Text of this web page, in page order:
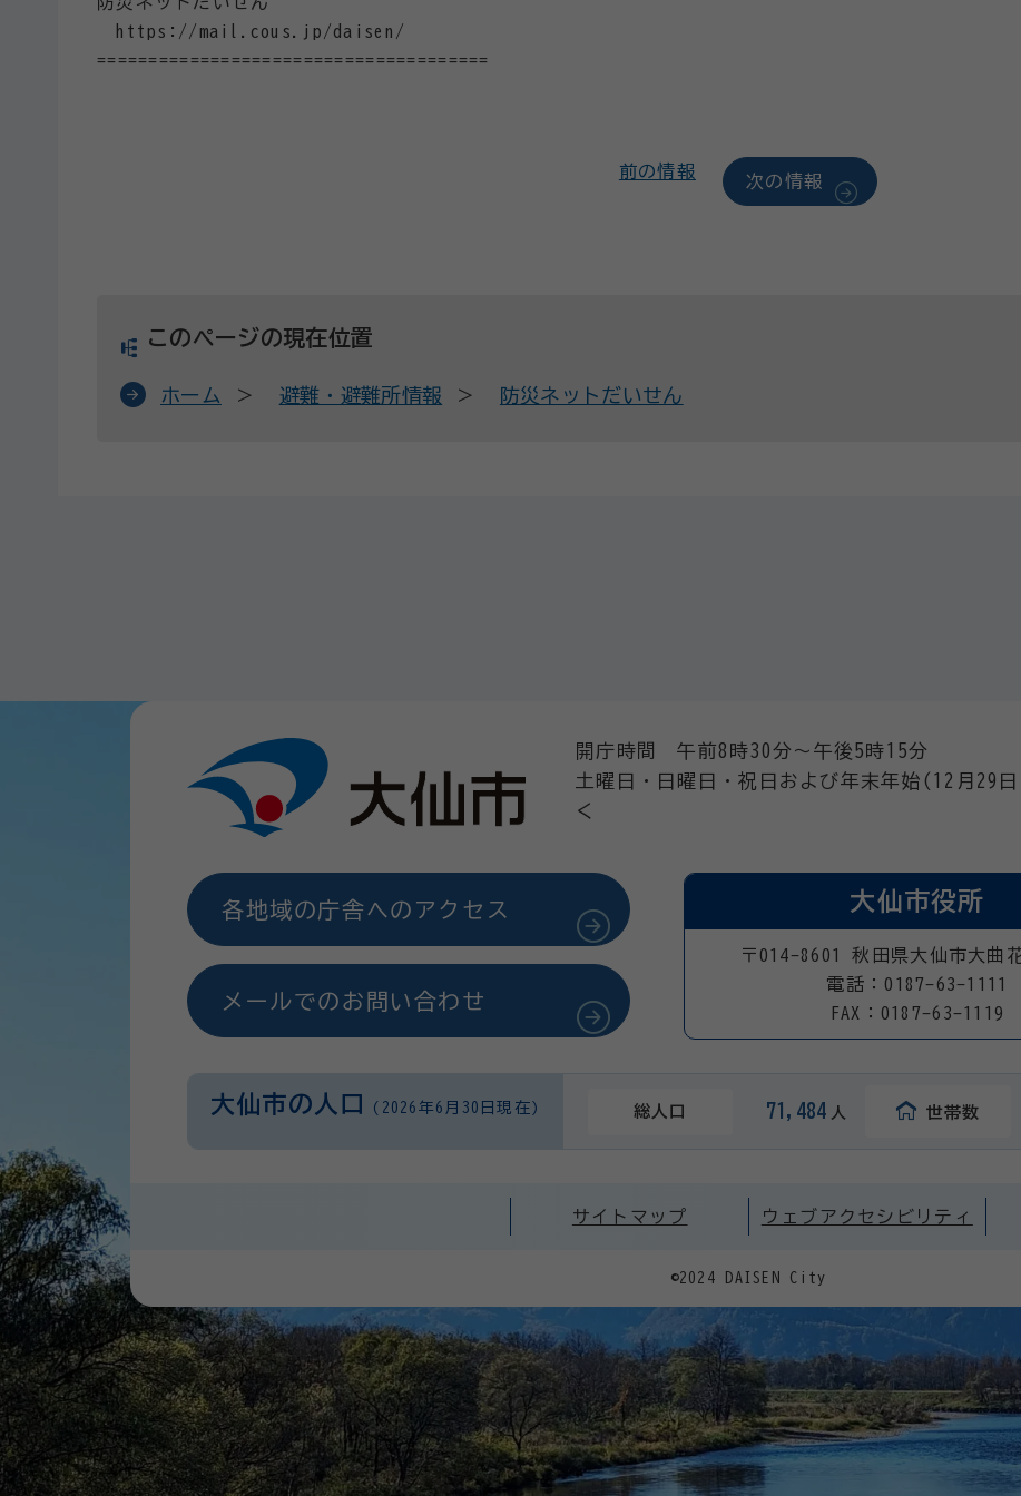
https://mail.cous.jp/daisen/
======================================
前の情報
次の情報
このページの現在位置
ホーム 避難・避難所情報 防災ネットだいせん
開庁時間 午前8時30分～午後5時15分
土曜日・日曜日・祝日および年末年始(12月29
く
各地域の庁舎へのアクセス
メールでのお問い合わせ
大仙市役所
〒014-8601 秋田県大仙市大曲
電話：0187-63-1111
FAX：0187-63-1119
大仙市の人口 (2026年6月30日現在) 総人口 71,484 人 世帯数
サイトマップ ウェブアクセシビリティ
©2024 DAISEN City